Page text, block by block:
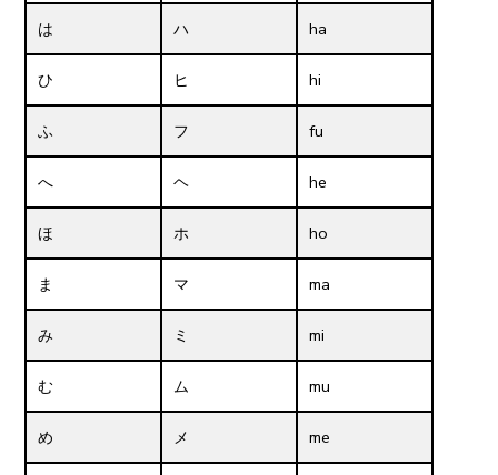
は ハ ha
ひ ヒ hi
ふ フ fu
へ ヘ he
ほ ホ ho
ま マ ma
み ミ mi
む ム mu
め メ me